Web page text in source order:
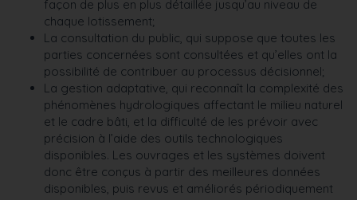
façon de plus en plus détaillée jusqu’au niveau de
chaque lotissement;
La consultation du public, qui suppose que toutes les
parties concernées sont consultées et qu’elles ont la
possibilité de contribuer au processus décisionnel;
La gestion adaptative, qui reconnaît la complexité des
phénomènes hydrologiques affectant le milieu naturel
et le cadre bâti, et la difficulté de les prévoir avec
précision à l’aide des outils technologiques
disponibles. Les ouvrages et les systèmes doivent
donc être conçus à partir des meilleures données
disponibles, puis revus et améliorés périodiquement